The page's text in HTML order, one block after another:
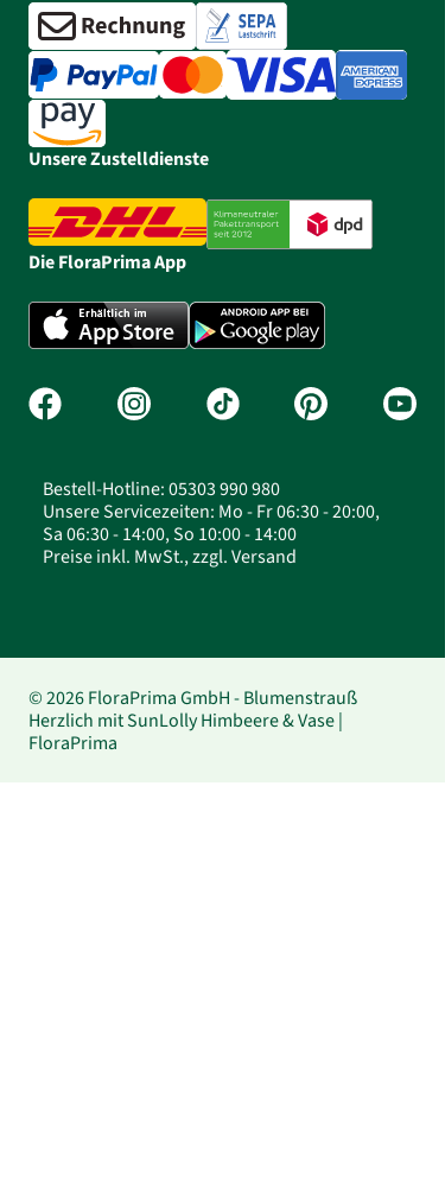
Unsere Zustelldienste
Die FloraPrima App
Bestell-Hotline: 05303 990 980
Unsere Servicezeiten: Mo - Fr 06:30 - 20:00,
Sa 06:30 - 14:00, So 10:00 - 14:00
Preise inkl. MwSt., zzgl. Versand
© 2026 FloraPrima GmbH - Blumenstrauß
Herzlich mit SunLolly Himbeere & Vase |
FloraPrima